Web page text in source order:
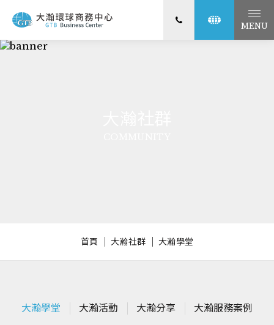
MENU
首頁 大瀚社群 大瀚學堂
大瀚學堂 大瀚活動 大瀚分享 大瀚服務案例